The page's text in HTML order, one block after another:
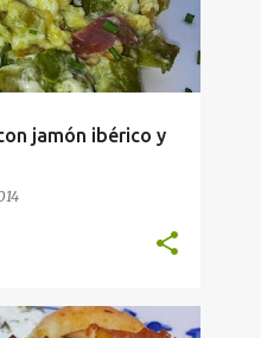
jamón ibérico y